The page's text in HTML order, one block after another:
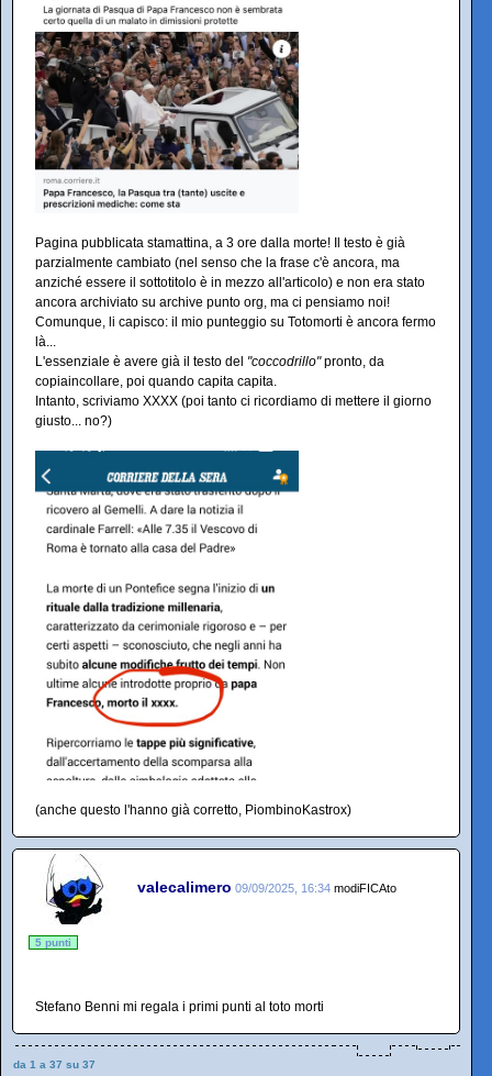
Pagina pubblicata stamattina, a 3 ore dalla morte! Il testo è già
parzialmente cambiato (nel senso che la frase c'è ancora, ma
anziché essere il sottotitolo è in mezzo all'articolo) e non era stato
ancora archiviato su archive punto org, ma ci pensiamo noi!
Comunque, li capisco: il mio punteggio su Totomorti è ancora fermo
là...
L'essenziale è avere già il testo del "coccodrillo"pronto, da
copiaincollare, poi quando capita capita.
Intanto, scriviamo XXXX (poi tanto ci ricordiamo di mettere il giorno
giusto... no?)
(anche questo l'hanno già corretto, PiombinoKastrox)
valecalimero 09/09/2025, 16:34 modiFICAto
5 punti
Stefano Benni mi regala i primi punti al toto morti
da 1 a 37 su 37